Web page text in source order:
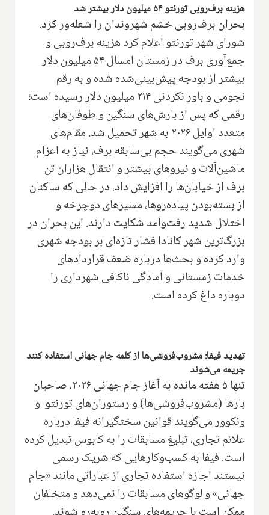
هزینه برف‌روبی تورنتو ۵۴ میلیون دلار بیشتر شد
بحران برف‌روبی خشم شهروندان را شعله‌ور کرد.
شورای شهر تورنتو اعلام کرد هزینه برف‌روبی و
جمع‌آوری برف در زمستان امسال ۵۴ میلیون دلار
بیشتر از بودجه پیش‌بینی‌شده شده و به رقم
نجومی و باور نکردنی ۲۱۴ میلیون دلار رسیده است؛
رقمی که پس از بارش‌های سنگین و طوفان‌های
متعدد اوایل ۲۰۲۶ به شهر تحمیل شد. مقام‌های
شهری می‌گویند حجم بی‌سابقه برف، نیاز به اعزام
ماشین‌آلات و نیروهای بیشتر و انتقال هزاران تن
برف از خیابان‌ها را افزایش داد، در حالی که ساکنان
از بسته‌بودن پیاده‌روها، مسیرهای دوچرخه و
اختلال شدید رفت‌وآمد شکایت دارند. این بحران در
بزرگ‌ترین شهر کانادا فشار تازه‌ای بر بودجه شهری
وارد کرده و بحث‌ها درباره ضعف قراردادهای
خدمات زمستانی و آمادگی ناکافی شهرداری را
دوباره داغ کرده است.
تهدید فیفا: مشروب‌فروشی‌ها از کلمه جام جهانی استفاده کنند
جریمه می‌شوند
تنها ۵ هفته مانده به آغاز جام جهانی ۲۰۲۶، صاحبان
بارها (مشروب‌فروشی‌ها) و رستوران‌های تورنتو و
ونکوور می‌گویند قوانین سختگیرانه فیفا درباره
علائم تجاری، تبلیغ مسابقات را به کابوس تبدیل کرده
است. فیفا به کسب‌وکارهایی که شریک رسمی
نیستند اجازه استفاده تجاری از عباراتی مانند «جام
جهانی» و لوگوهای مسابقات را نمی‌دهد و متخلفان